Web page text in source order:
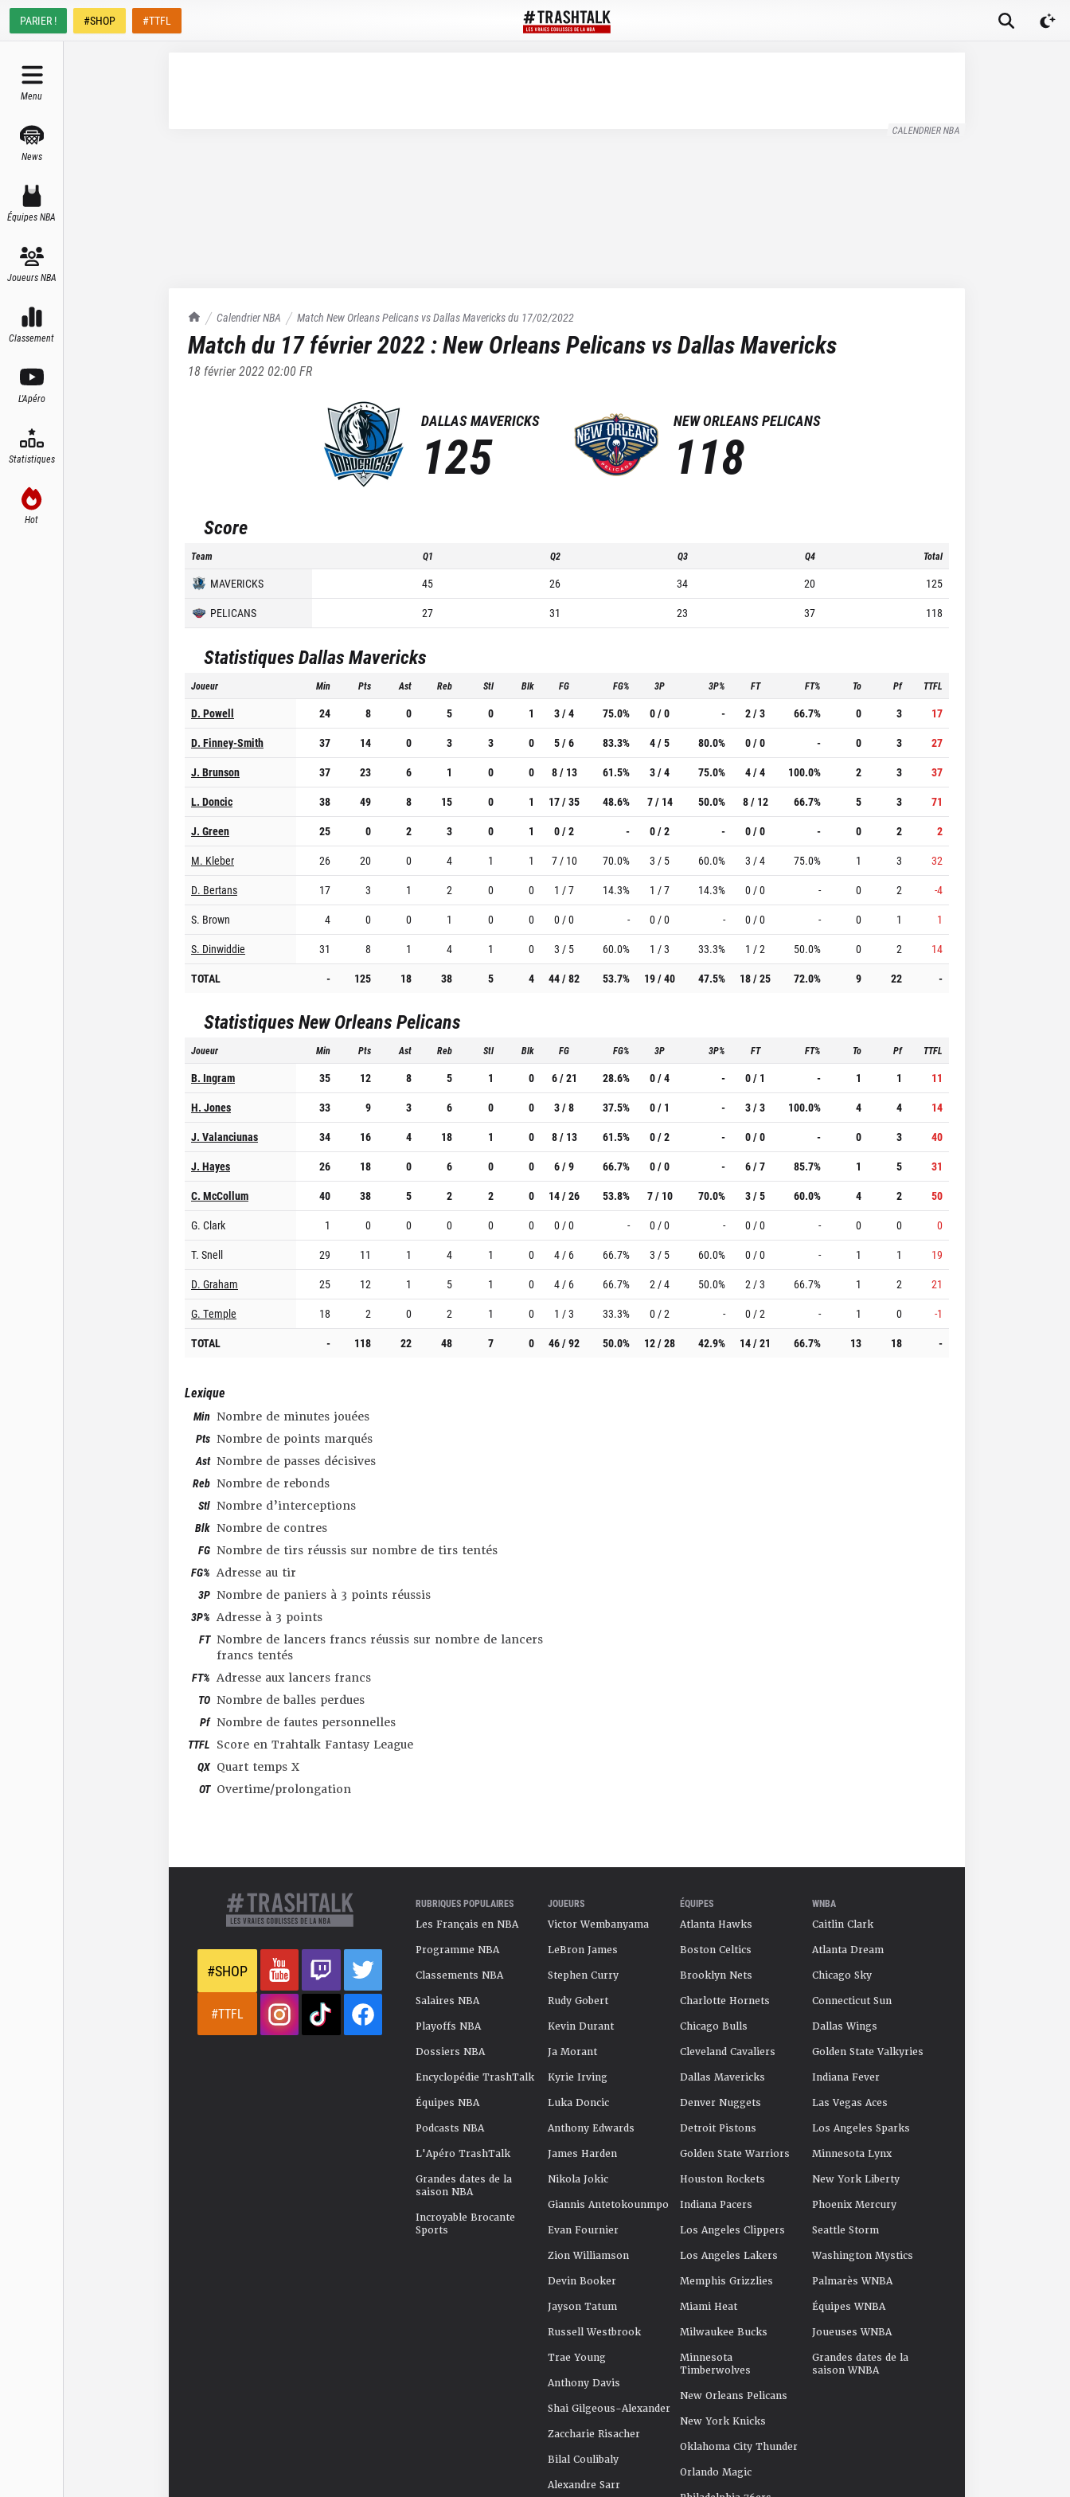
PARIER ! #SHOP #TTFL
Menu
News
Équipes NBA
Joueurs NBA
Classement
L'Apéro
Statistiques
Hot
CALENDRIER NBA
TrashTalk Actu NBA
Calendrier NBA Match New Orleans Pelicans vsDallas Mavericksdu 17/02/2022
Match du 17 février 2022:New Orleans Pelicans vsDallas Mavericks
18 février 2022 02:00FR
DALLAS MAVERICKS
125
NEW ORLEANS PELICANS
118
Score
Team Q1 Q2 Q3 Q4 Total
MAVERICKS 45 26 34 20
125
PELICANS
27 31 23 37 118
StatistiquesDallas Mavericks
Joueur Min Pts Ast Reb Stl Blk FG FG% 3P 3P% FT FT% To Pf TTFL
D. Powell 24 8 0 5 0 1 3 / 4 75.0% 0 / 0 - 2 / 3 66.7% 0 3
17
D. Finney-Smith
37 14 0 3 3 0 5 / 6 83.3% 4 / 5 80.0% 0 / 0 - 0 3
27
J. Brunson
37 23 6 1 0 0 8 / 13 61.5% 3 / 4 75.0% 4 / 4 100.0% 2 3
37
L. Doncic
38 49 8 15 0 1 17 / 35 48.6% 7 / 14 50.0% 8 / 12 66.7% 5 3
71
J. Green
25 0 2 3 0 1 0 / 2 - 0 / 2 - 0 / 0 - 0 2
2
M. Kleber
26 20 0 4 1 1 7 / 10 70.0% 3 / 5 60.0% 3 / 4 75.0% 1 3
32
D. Bertans
17 3 1 2 0 0 1 / 7 14.3% 1 / 7 14.3% 0 / 0 - 0 2
-4
S. Brown
4 0 0 1 0 0 0 / 0 - 0 / 0 - 0 / 0 - 0 1
1
S. Dinwiddie
31 8 1 4 1 0 3 / 5 60.0% 1 / 3 33.3% 1 / 2 50.0% 0 2
14
TOTAL
- 125 18 38 5 4 44 / 82 53.7% 19 / 40 47.5% 18 / 25 72.0% 9 22 -
StatistiquesNew Orleans Pelicans
Joueur Min Pts Ast Reb Stl Blk FG FG% 3P 3P% FT FT% To Pf TTFL
B. Ingram 35 12 8 5 1 0 6 / 21 28.6% 0 / 4 - 0 / 1 - 1 1
11
H. Jones
33 9 3 6 0 0 3 / 8 37.5% 0 / 1 - 3 / 3 100.0% 4 4
14
J. Valanciunas
34 16 4 18 1 0 8 / 13 61.5% 0 / 2 - 0 / 0 - 0 3
40
J. Hayes
26 18 0 6 0 0 6 / 9 66.7% 0 / 0 - 6 / 7 85.7% 1 5
31
C. McCollum
40 38 5 2 2 0 14 / 26 53.8% 7 / 10 70.0% 3 / 5 60.0% 4 2
50
G. Clark
1 0 0 0 0 0 0 / 0 - 0 / 0 - 0 / 0 - 0 0
0
T. Snell
29 11 1 4 1 0 4 / 6 66.7% 3 / 5 60.0% 0 / 0 - 1 1
19
D. Graham
25 12 1 5 1 0 4 / 6 66.7% 2 / 4 50.0% 2 / 3 66.7% 1 2
21
G. Temple
18 2 0 2 1 0 1 / 3 33.3% 0 / 2 - 0 / 2 - 1 0
-1
TOTAL
- 118 22 48 7 0 46 / 92 50.0% 12 / 28 42.9% 14 / 21 66.7% 13 18 -
Lexique
Min Nombre de minutes jouées
Pts Nombre de points marqués
Ast Nombre de passes décisives
Reb Nombre de rebonds
Stl Nombre d’interceptions
Blk Nombre de contres
FG Nombre de tirs réussis sur nombre de tirs tentés
FG% Adresse au tir
3P Nombre de paniers à 3 points réussis
3P% Adresse à 3 points
FT Nombre de lancers francs réussis sur nombre de lancers
francs tentés
FT% Adresse aux lancers francs
TO Nombre de balles perdues
Pf Nombre de fautes personnelles
TTFL Score en Trahtalk Fantasy League
QX Quart temps X
OT Overtime/prolongation
#SHOP
#TTFL
RUBRIQUES POPULAIRES
Les Français en NBA
Programme NBA
Classements NBA
Salaires NBA
Playoffs NBA
Dossiers NBA
Encyclopédie TrashTalk
Équipes NBA
Podcasts NBA
L'Apéro TrashTalk
Grandes dates de la
saison NBA
Incroyable Brocante
Sports
JOUEURS
Victor Wembanyama
LeBron James
Stephen Curry
Rudy Gobert
Kevin Durant
Ja Morant
Kyrie Irving
Luka Doncic
Anthony Edwards
James Harden
Nikola Jokic
Giannis Antetokounmpo
Evan Fournier
Zion Williamson
Devin Booker
Jayson Tatum
Russell Westbrook
Trae Young
Anthony Davis
Shai Gilgeous-Alexander
Zaccharie Risacher
Bilal Coulibaly
Alexandre Sarr
ÉQUIPES
Atlanta Hawks
Boston Celtics
Brooklyn Nets
Charlotte Hornets
Chicago Bulls
Cleveland Cavaliers
Dallas Mavericks
Denver Nuggets
Detroit Pistons
Golden State Warriors
Houston Rockets
Indiana Pacers
Los Angeles Clippers
Los Angeles Lakers
Memphis Grizzlies
Miami Heat
Milwaukee Bucks
Minnesota
Timberwolves
New Orleans Pelicans
New York Knicks
Oklahoma City Thunder
Orlando Magic
WNBA
Caitlin Clark
Atlanta Dream
Chicago Sky
Connecticut Sun
Dallas Wings
Golden State Valkyries
Indiana Fever
Las Vegas Aces
Los Angeles Sparks
Minnesota Lynx
New York Liberty
Phoenix Mercury
Seattle Storm
Washington Mystics
Palmarès WNBA
Équipes WNBA
Joueuses WNBA
Grandes dates de la
saison WNBA